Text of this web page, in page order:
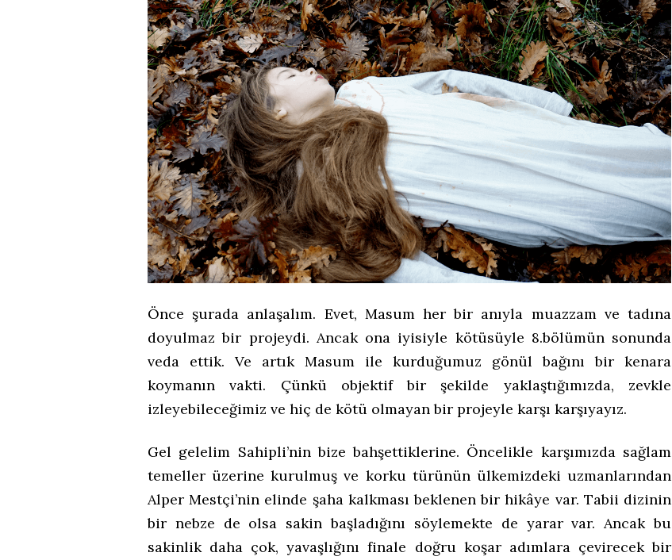
Önce şurada anlaşalım. Evet, Masum her bir anıyla muazzam ve tadına
doyulmaz bir projeydi. Ancak ona iyisiyle kötüsüyle 8.bölümün sonunda
veda ettik. Ve artık Masum ile kurduğumuz gönül bağını bir kenara
koymanın vakti. Çünkü objektif bir şekilde yaklaştığımızda, zevkle
izleyebileceğimiz ve hiç de kötü olmayan bir projeyle karşı karşıyayız.
Gel gelelim Sahipli’nin bize bahşettiklerine. Öncelikle karşımızda sağlam
temeller üzerine kurulmuş ve korku türünün ülkemizdeki uzmanlarından
Alper Mestçi’nin elinde şaha kalkması beklenen bir hikâye var. Tabii dizinin
bir nebze de olsa sakin başladığını söylemekte de yarar var. Ancak bu
sakinlik daha çok, yavaşlığını finale doğru koşar adımlara çevirecek bir